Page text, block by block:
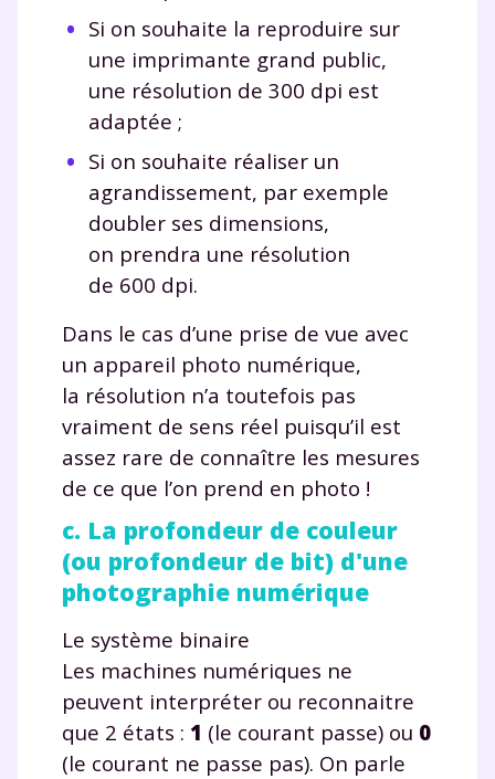
Si on souhaite la reproduire sur
une imprimante grand public,
une résolution de 300 dpi est
adaptée ;
Si on souhaite réaliser un
agrandissement, par exemple
doubler ses dimensions,
on prendra une résolution
de 600 dpi.
Dans le cas d’une prise de vue avec
un appareil photo numérique,
la résolution n’a toutefois pas
vraiment de sens réel puisqu’il est
assez rare de connaître les mesures
de ce que l’on prend en photo !
c. La profondeur de couleur
(ou profondeur de bit) d'une
photographie numérique
Le système binaire
Les machines numériques ne
peuvent interpréter ou reconnaitre
que 2 états : 1 (le courant passe) ou 0
(le courant ne passe pas). On parle
la Terminale
Des profs expérimentés disponibles
à la demande par tchat, audio ou
vidéo
TESTER GRATUITEMENT
* Votre code d'accès sera envoyé à cette adresse e-mail. En
données à caractère personnel soient traitées par SEJER, sous
la marque myMaxicours, afin que SEJER puisse vous donner
accès au service de soutien scolaire pendant 24h. Pour en
savoir plus sur la gestion de vos données personnelles et
pour exercer vos droits, vous pouvez consulter
charte.
J’accepte de recevoir les actualités et des
myMaxicours.
Votre adresse e-mail sera exclusivement utilisée pour
vous envoyer notre newsletter. Vous pourrez vous
désinscrire à tout moment, à travers le lien de
désinscription présent dans chaque newsletter. Pour
en savoir plus sur la gestion de vos données
personnelles et pour exercer vos droits, vous pouvez
consulter notre charte